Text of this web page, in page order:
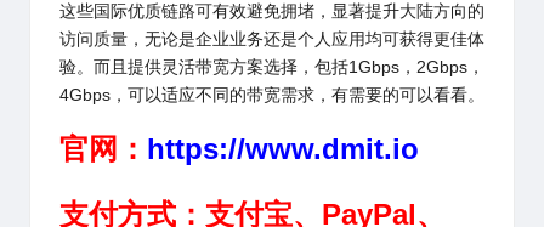
这些国际优质链路可有效避免拥堵，显著提升大陆方向的
访问质量，无论是企业业务还是个人应用均可获得更佳体
验。而且提供灵活带宽方案选择，包括1Gbps，2Gbps，
4Gbps，可以适应不同的带宽需求，有需要的可以看看。
官网： https://www.dmit.io
支付方式：支付宝、PayPal、